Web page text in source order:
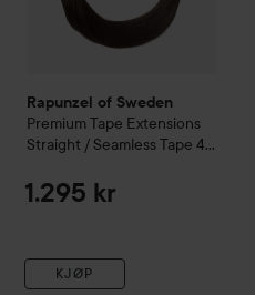
Rapunzel of Sweden
Premium Tape Extensions
Straight / Seamless Tape 4
Chocolate Brown
1.295 kr
KJØP